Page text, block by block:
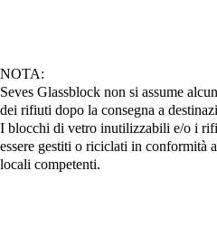
NOTA:
Seves Glassblock non si assume
dei rifiuti dopo la consegna a
I blocchi di vetro inutilizzabili e/o i
essere gestiti o riciclati in conformità
locali competenti.